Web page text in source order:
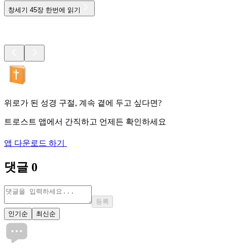
창세기 45장 한번에 읽기
위로가 된 성경 구절, 계속 곁에 두고 싶다면?
트로스트 앱에서 간직하고 언제든 확인하세요
앱 다운로드 하기
댓글 0
등록
인기순
최신순